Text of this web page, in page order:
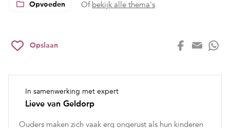
Opvoeden Of bekijk alle thema's
Opslaan
In samenwerking met expert
Lieve van Geldorp
Ouders maken zich vaak erg ongerust als hun kinderen